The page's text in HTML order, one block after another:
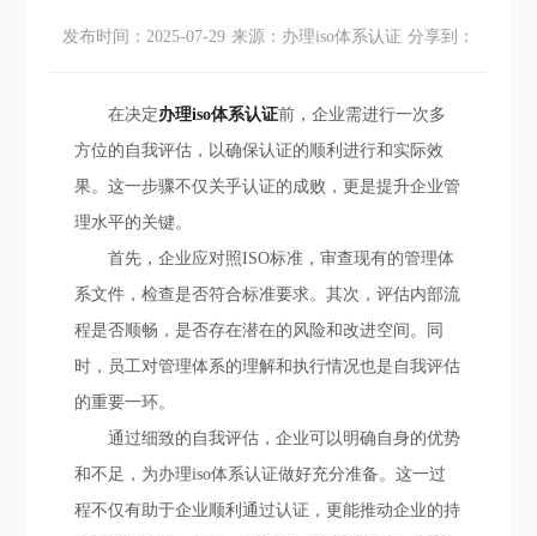
发布时间：2025-07-29 来源：办理iso体系认证 分享到：
在决定办理iso体系认证前，企业需进行一次多
方位的自我评估，以确保认证的顺利进行和实际效
果。这一步骤不仅关乎认证的成败，更是提升企业管
理水平的关键。
首先，企业应对照ISO标准，审查现有的管理体
系文件，检查是否符合标准要求。其次，评估内部流
程是否顺畅，是否存在潜在的风险和改进空间。同
时，员工对管理体系的理解和执行情况也是自我评估
的重要一环。
通过细致的自我评估，企业可以明确自身的优势
和不足，为办理iso体系认证做好充分准备。这一过
程不仅有助于企业顺利通过认证，更能推动企业的持